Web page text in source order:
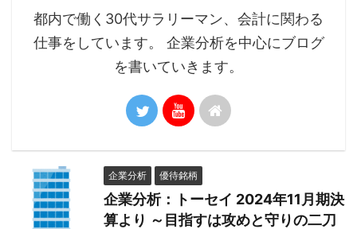
都内で働く30代サラリーマン、会計に関わる
仕事をしています。 企業分析を中心にブログ
を書いていきます。
企業分析 優待銘柄
企業分析：トーセイ 2024年11月期決
算より ～目指すは攻めと守りの二刀